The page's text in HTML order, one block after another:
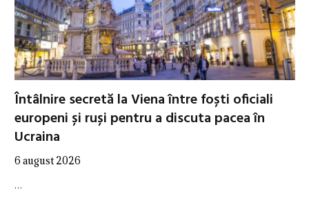
Întâlnire secretă la Viena între foști oficiali
europeni și ruși pentru a discuta pacea în
Ucraina
6 august 2026
…